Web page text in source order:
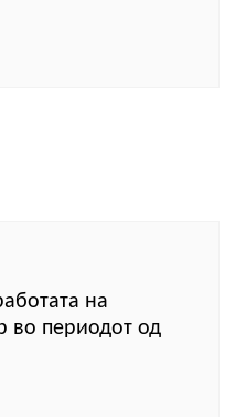
на
во периодот од